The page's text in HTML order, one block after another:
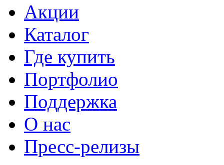
Акции
Каталог
Где купить
Портфолио
Поддержка
О нас
Пресс-релизы